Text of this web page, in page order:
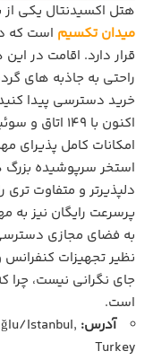
هتل اکسیدنتال یکی
میدان تکسیم است که
قرار دارد. اقامت در
راحتی به جاذبه‌ های
امکانات کامل پذیرای
استخر سرپوشیده بزرگ
دلپذیرتر و متفاوت‌ تری
پرسرعت رایگان نیز به
به فضای مجازی
نظیر تجهیزات کنفرانس
جای نگرانی نیست، چرا
است.
آدرس: Istanbul,
Turkey